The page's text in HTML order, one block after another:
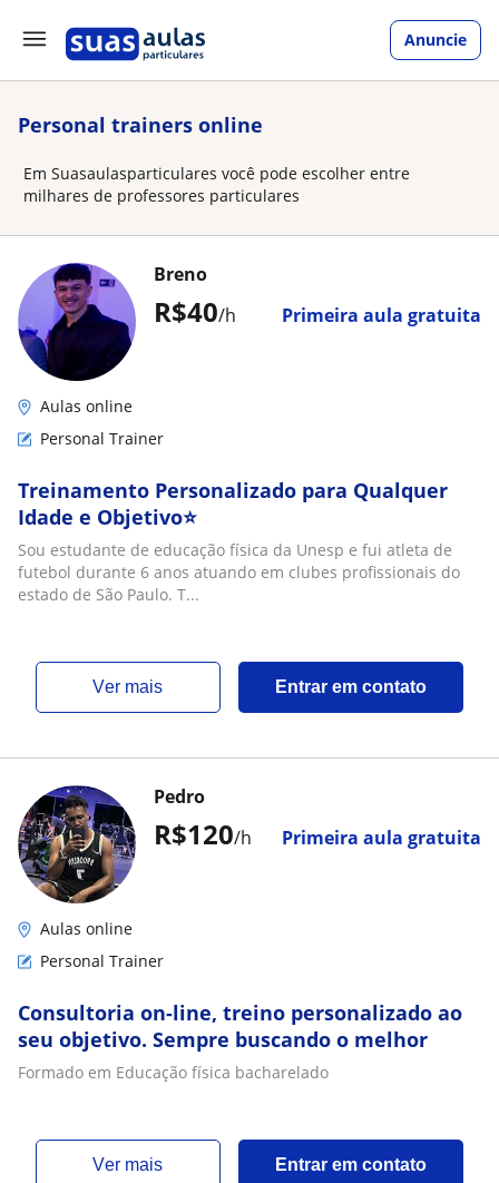
Anuncie
Personal trainers online
Em Suasaulasparticulares você pode escolher entre
milhares de professores particulares
R$40/h Primeira aula gratuita
Breno
Aulas online
Personal Trainer
Treinamento Personalizado para Qualquer
Idade e Objetivo⭐️
Sou estudante de educação física da Unesp e fui atleta de
futebol durante 6 anos atuando em clubes profissionais do
estado de São Paulo. T...
ver mais Entrar em contato
R$120/h Primeira aula gratuita
Pedro
Aulas online
Personal Trainer
Consultoria on-line, treino personalizado ao
seu objetivo. Sempre buscando o melhor
Formado em Educação física bacharelado
ver mais Entrar em contato